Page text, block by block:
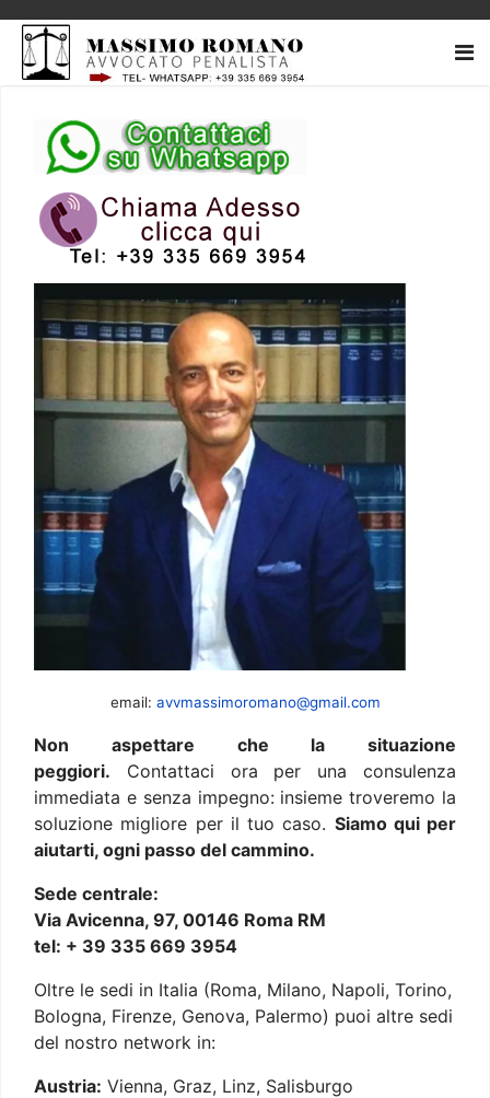
email: avvmassimoromano@gmail.com
Non aspettare che la situazione
peggiori. Contattaci ora per una consulenza
immediata e senza impegno: insieme troveremo la
soluzione migliore per il tuo caso. Siamo qui per
aiutarti, ogni passo del cammino.
Sede centrale:
Via Avicenna, 97, 00146 Roma RM
tel: + 39 335 669 3954
Oltre le sedi in Italia (Roma, Milano, Napoli, Torino,
Bologna, Firenze, Genova, Palermo) puoi altre sedi
del nostro network in:
Austria: Vienna, Graz, Linz, Salisburgo